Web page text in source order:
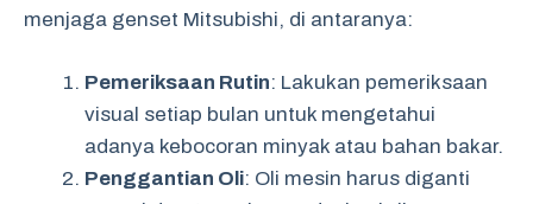
menjaga genset Mitsubishi, di antaranya:
Pemeriksaan Rutin: Lakukan pemeriksaan
visual setiap bulan untuk mengetahui
adanya kebocoran minyak atau bahan bakar.
Penggantian Oli: Oli mesin harus diganti